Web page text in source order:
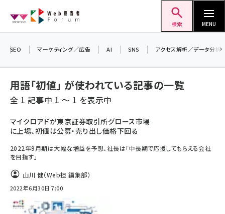
ン
検索 MENU
ai (2820)
youtube (2444)
セミナー (2315)
z世代 (1629)
SEO マーケティング／広告 AI SNS アクセス解析／データ分析
用語「初値」 が使われている記事の一覧
全 1 記事中 1 ～ 1 を表示中
マイクロアドが東京証券取引所グロース市場
に上場、初値は公募・売り出し価格下回る
2022年9月期は大幅な増益を予想、社長は「中長期で応援してもらえる会社
を目指す」
山川 健（Web担 編集部）
2022年6月30日 7:00
＼ 8月27日開催、申し込み受付中！ ／
マーケティング フォーラム 2026」開催！
▼申し込みはこちらから▼